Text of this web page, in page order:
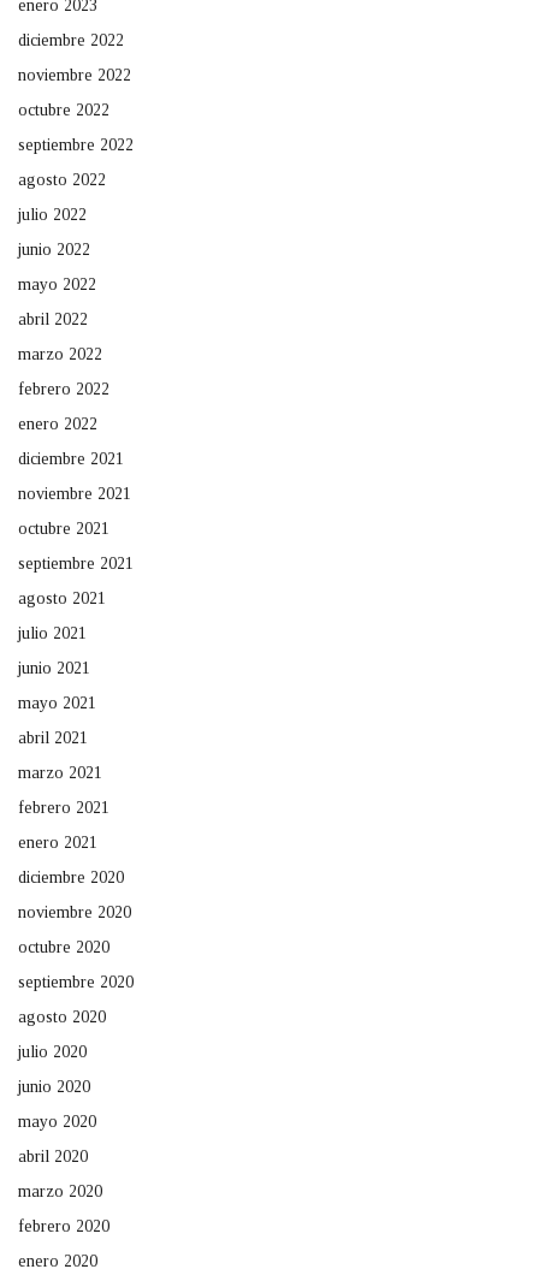
enero 2023
diciembre 2022
noviembre 2022
octubre 2022
septiembre 2022
agosto 2022
julio 2022
junio 2022
mayo 2022
abril 2022
marzo 2022
febrero 2022
enero 2022
diciembre 2021
noviembre 2021
octubre 2021
septiembre 2021
agosto 2021
julio 2021
junio 2021
mayo 2021
abril 2021
marzo 2021
febrero 2021
enero 2021
diciembre 2020
noviembre 2020
octubre 2020
septiembre 2020
agosto 2020
julio 2020
junio 2020
mayo 2020
abril 2020
marzo 2020
febrero 2020
enero 2020